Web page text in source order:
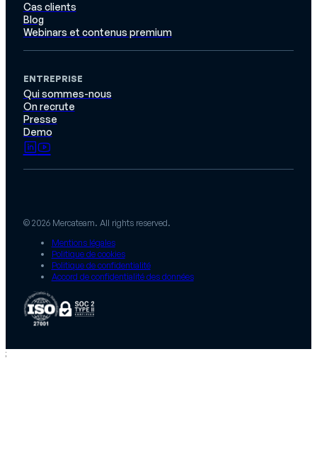
Cas clients
Blog
Webinars et contenus premium
ENTREPRISE
Qui sommes-nous
On recrute
Presse
Demo
© 2026 Mercateam. All rights reserved.
Mentions légales
Politique de cookies
Politique de confidentialité
Accord de confidentialité des données
;